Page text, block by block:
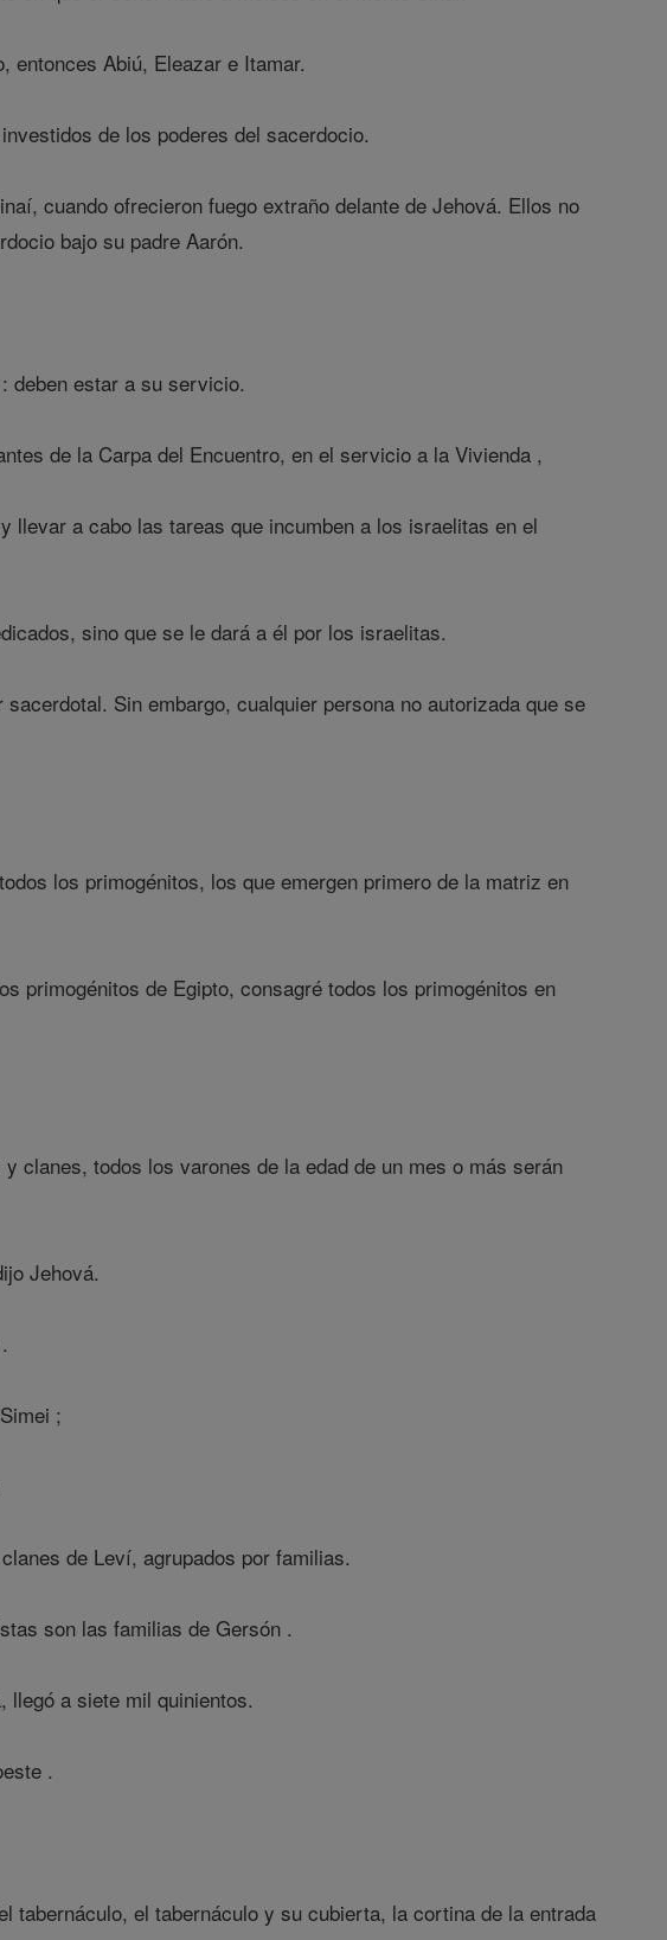
entonces Abiú, Eleazar e Itamar.
de los poderes del sacerdocio.
cuando ofrecieron fuego extraño delante de Jehová. Ellos no
bajo su padre Aarón.
deben estar a su servicio.
de la Carpa del Encuentro, en el servicio a la Vivienda ,
llevar a cabo las tareas que incumben a los israelitas en el
sino que se le dará a él por los israelitas.
Sin embargo, cualquier persona no autorizada que se
los primogénitos, los que emergen primero de la matriz en
primogénitos de Egipto, consagré todos los primogénitos en
clanes, todos los varones de la edad de un mes o más serán
Jehová.
;
de Leví, agrupados por familias.
son las familias de Gersón .
llegó a siete mil quinientos.
.
tabernáculo, el tabernáculo y su cubierta, la cortina de la entrada